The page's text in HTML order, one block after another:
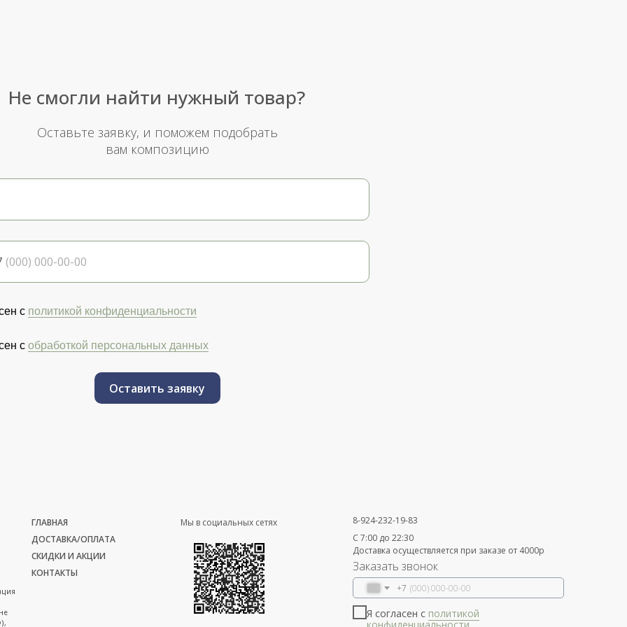
с политикой конфиденциальности
с обработкой персональных данных
Оставить заявку
Не смогли найти нужный товар?
Оставьте заявку, и поможем подобрать
вам композицию
ГЛАВНАЯ
ДОСТАВКА/ОПЛАТА
СКИДКИ И АКЦИИ
КОНТАКТЫ
8-924-232-19-83
С 7:00 до 22:30
Доставка осуществляется при заказе от 4000р
Мы в социальных сетях
Заказать звонок
+7
Я согласен с политикой